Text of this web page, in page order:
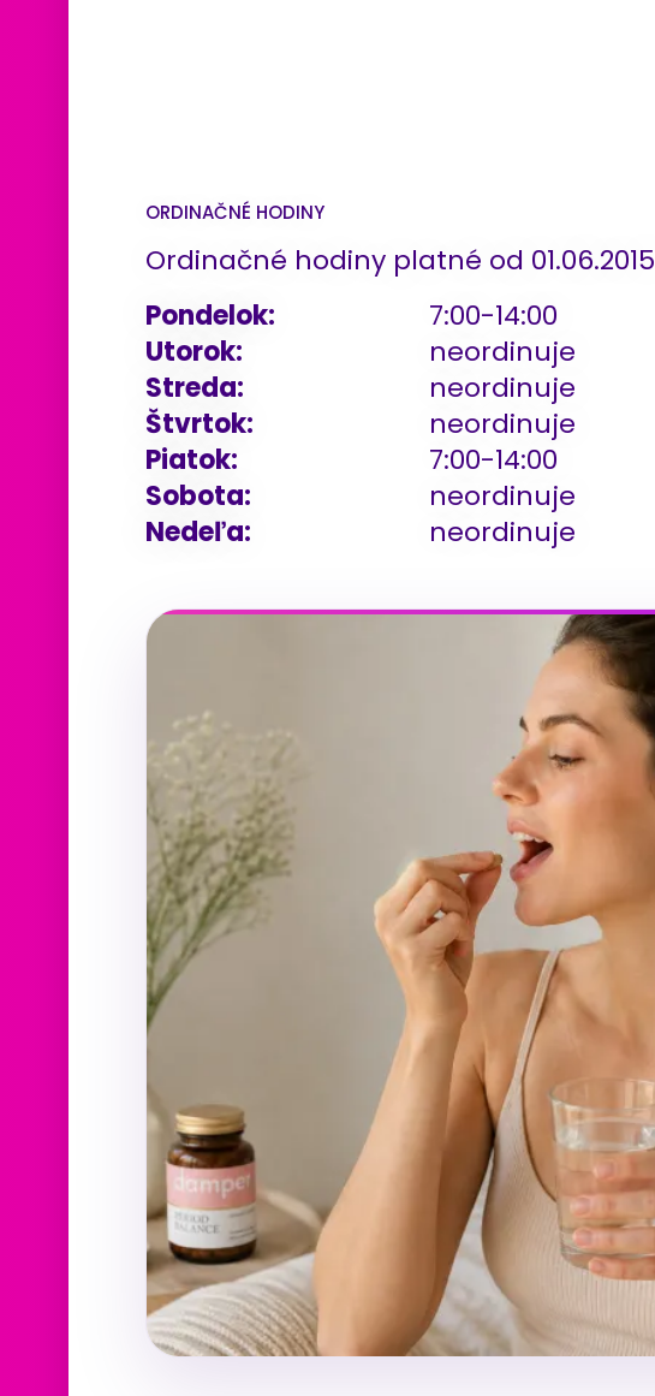
ORDINAČNÉ HODINY
Ordinačné hodiny platné od 01.06.2015
Pondelok:
7:00-14:00
Utorok:
neordinuje
Streda:
neordinuje
Štvrtok:
neordinuje
Piatok:
7:00-14:00
Sobota:
neordinuje
Nedeľa:
neordinuje